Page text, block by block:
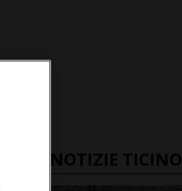
NOTIZIE TICINO